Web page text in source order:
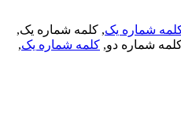
شماره یک, کلمه شماره یک,
شماره دو,کلمه شماره یک,